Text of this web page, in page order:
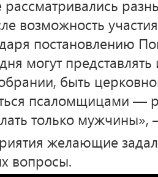
возможность
постановлению
могут
быть
псаломщицами —
только
желающие
вопросы.